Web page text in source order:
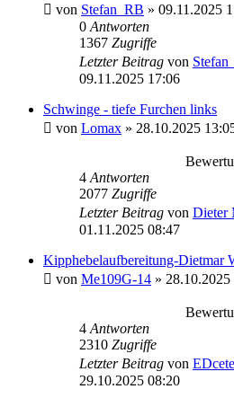
von Stefan_RB » 09.11.2025
0 Antworten
1367 Zugriffe
Letzter Beitrag von
09.11.2025 17:06
Schwinge - tiefe Furchen links
von Lomax » 28.10.2025
4 Antworten
2077 Zugriffe
Letzter Beitrag von Dieter
01.11.2025 08:47
Kipphebelaufbereitung-Dietmar
von Me109G-14 » 28.10.2025
4 Antworten
2310 Zugriffe
Letzter Beitrag von
29.10.2025 08:20